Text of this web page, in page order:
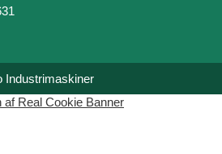
Industrimaskiner
Real Cookie Banner